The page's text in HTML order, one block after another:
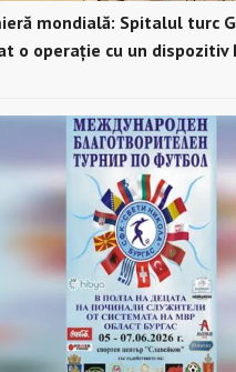
mondială: Spitalul turc
o operație cu un dispozitiv